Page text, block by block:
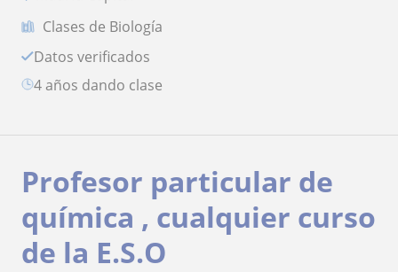
Clases de Biología
Datos verificados
4 años dando clase
Profesor particular de
química , cualquier curso
de la E.S.O